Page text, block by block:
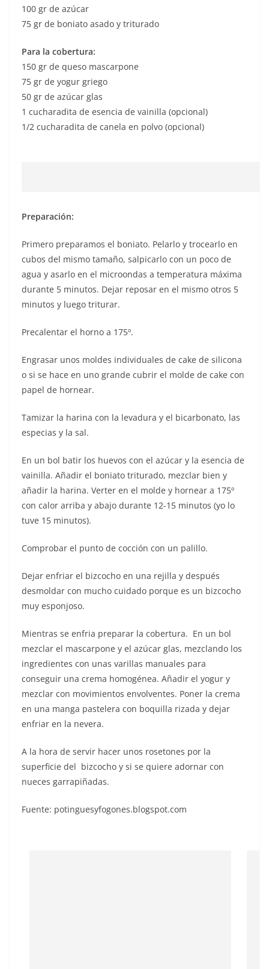
100 gr de azúcar
75 gr de boniato asado y triturado
Para la cobertura:
150 gr de queso mascarpone
75 gr de yogur griego
50 gr de azúcar glas
1 cucharadita de esencia de vainilla (opcional)
1/2 cucharadita de canela en polvo (opcional)
Preparación:
Primero preparamos el boniato. Pelarlo y trocearlo en
cubos del mismo tamaño, salpicarlo con un poco de
agua y asarlo en el microondas a temperatura máxima
durante 5 minutos. Dejar reposar en el mismo otros 5
minutos y luego triturar.
Precalentar el horno a 175º.
Engrasar unos moldes individuales de cake de silicona
o si se hace en uno grande cubrir el molde de cake con
papel de hornear.
Tamizar la harina con la levadura y el bicarbonato, las
especias y la sal.
En un bol batir los huevos con el azúcar y la esencia de
vainilla. Añadir el boniato triturado, mezclar bien y
añadir la harina. Verter en el molde y hornear a 175º
con calor arriba y abajo durante 12-15 minutos (yo lo
tuve 15 minutos).
Comprobar el punto de cocción con un palillo.
Dejar enfriar el bizcocho en una rejilla y después
desmoldar con mucho cuidado porque es un bizcocho
muy esponjoso.
Mientras se enfria preparar la cobertura. En un bol
mezclar el mascarpone y el azúcar glas, mezclando los
ingredientes con unas varillas manuales para
conseguir una crema homogénea. Añadir el yogur y
mezclar con movimientos envolventes. Poner la crema
en una manga pastelera con boquilla rizada y dejar
enfriar en la nevera.
A la hora de servir hacer unos rosetones por la
superficie del bizcocho y si se quiere adornar con
nueces garrapiñadas.
Fuente: potinguesyfogones.blogspot.com